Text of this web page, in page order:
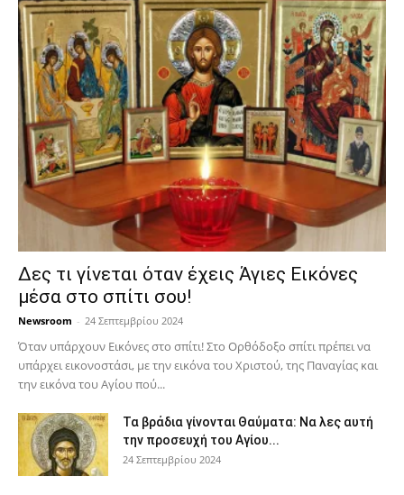
Δες τι γίνεται όταν έχεις Άγιες Εικόνες
μέσα στο σπίτι σου!
Newsroom - 24 Σεπτεμβρίου 2024
Όταν υπάρχουν Εικόνες στο σπίτι! Στο Ορθόδοξο σπίτι πρέπει να
υπάρχει εικονοστάσι, με την εικόνα του Χριστού, της Παν­αγίας και
την εικόνα του Αγίου πού...
Τα βράδια γίνονται Θαύματα: Να λες αυτή
την προσευχή του Αγίου...
24 Σεπτεμβρίου 2024